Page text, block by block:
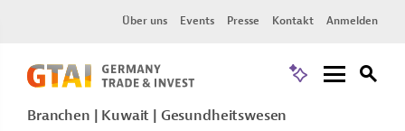
Über uns Events Presse Kontakt Anmelden
Branchen | Kuwait | Gesundheitswesen